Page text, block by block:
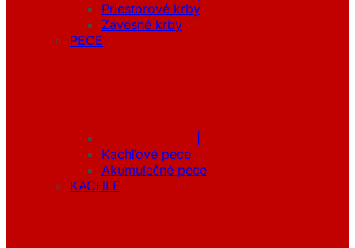
Priestorové krby
Závesné krby
PECE
Kachľové pece
Akumulačné pece
KACHLE